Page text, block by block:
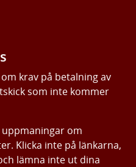
krav på betalning av
som inte kommer
om
Klicka inte på länkarna,
lämna inte ut dina